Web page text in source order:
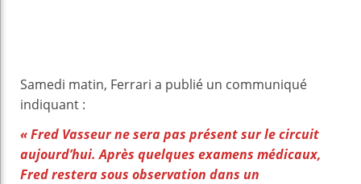
Samedi matin, Ferrari a publié un communiqué
indiquant :
« Fred Vasseur ne sera pas présent sur le circuit
aujourd’hui. Après quelques examens médicaux,
Fred restera sous observation dans un